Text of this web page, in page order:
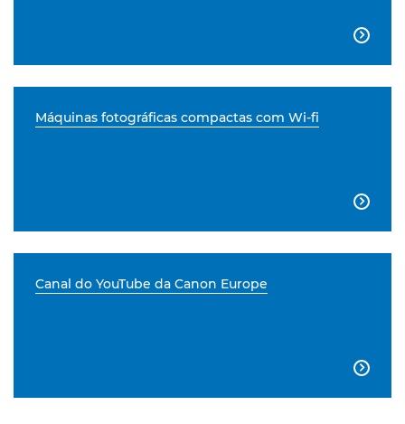

Máquinas fotográficas compactas com Wi-fi

Canal do YouTube da Canon Europe
